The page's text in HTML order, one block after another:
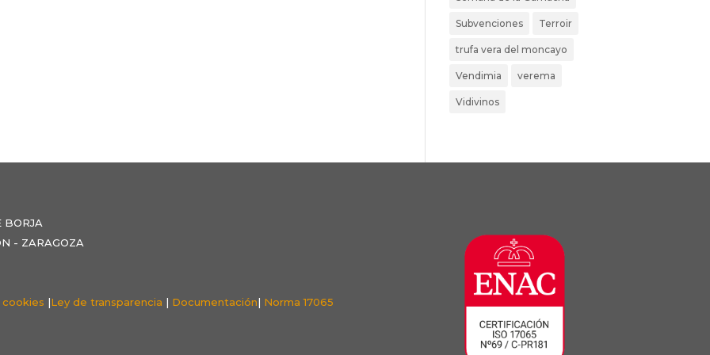
Subvenciones Terroir
trufa vera del moncayo
Vendimia verema
Vidivinos
BORJA
- ZARAGOZA
|Ley de transparencia | Documentación| Norma 17065